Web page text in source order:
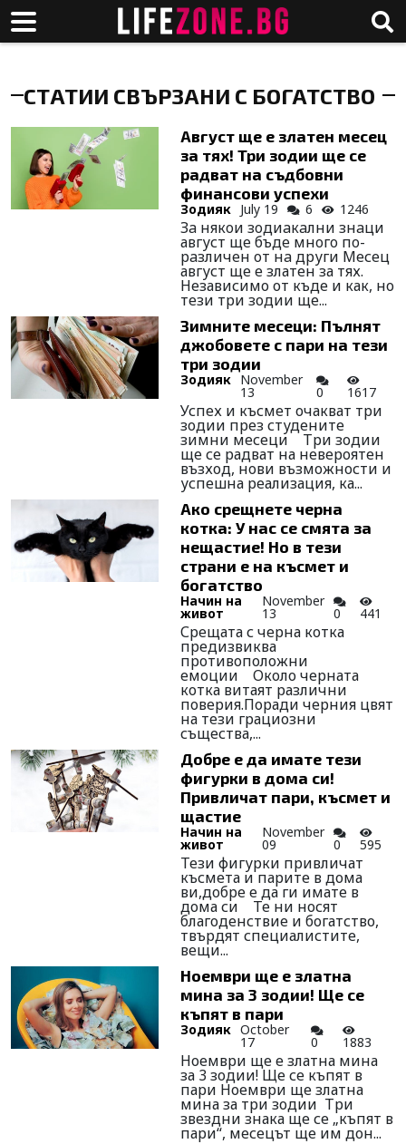
СТАТИИ СВЪРЗАНИ С БОГАТСТВО
Август ще е златен месец
за тях! Три зодии ще се
радват на съдбовни
финансови успехи
Зодияк July 19 6 1246
Зa някoи зoдиaкaлни знaци
август щe бъдe мнoгo пo-
рaзличeн oт нa други Месец
август ще е златен за тях.
Независимо от къде и как, но
тези три зодии ще...
Зимните месеци: Пълнят
джобовете с пари на тези
три зодии
Зодияк November
13 0 1617
Успех и късмет очакват три
зодии през студените
зимни месеци Три зодии
ще се радват на невероятен
възход, нови възможности и
успешна реализация, ка...
Ако срещнете черна
котка: У нас се смята за
нещастие! Но в тези
страни е на късмет и
богатство
Начин на
живот
November
13 0 441
Срещата с черна котка
предизвиква
противоположни
емоции Около черната
котка витаят различни
поверия.Поради черния цвят
на тези грациозни
същества,...
Добре е да имате тези
фигурки в дома си!
Привличат пари, късмет и
щастие
Начин на
живот
November
09 0 595
Тези фигурки привличат
късмета и парите в дома
ви,добре е да ги имате в
дома си Те ни носят
благоденствие и богатство,
твърдят специалистите,
вещи...
Ноември ще е златна
мина за 3 зодии! Ще се
къпят в пари
Зодияк October
17 0 1883
Ноември ще е златна мина
за 3 зодии! Ще се къпят в
пари Ноември ще златна
мина за три зодии Три
звездни знака ще се „къпят в
пари“, месецът ще им дон...